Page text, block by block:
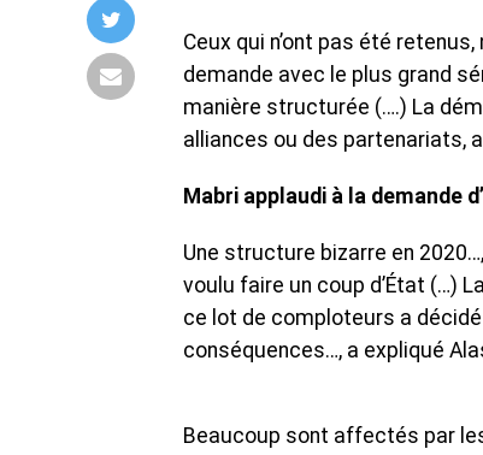
Ceux qui n’ont pas été
demande avec le plus grand
manière structurée (….) La
alliances ou des partenariats,
Mabri applaudi à la demande
Une structure bizarre en
voulu faire un coup d’État (…)
ce lot de comploteurs a
conséquences…, a expliqué
Beaucoup sont affectés par